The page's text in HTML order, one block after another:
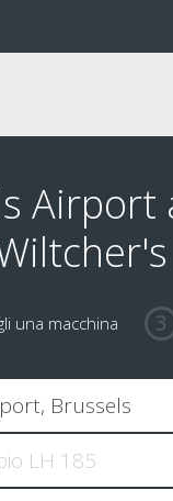
Airport
una macchina